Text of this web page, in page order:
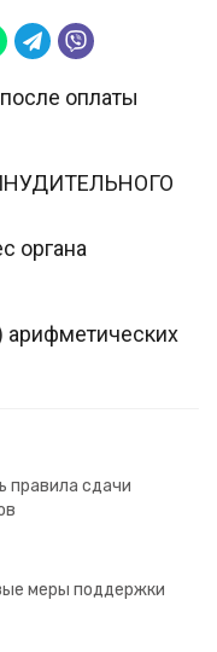
оплаты
органа
арифметических
правила сдачи
меры поддержки